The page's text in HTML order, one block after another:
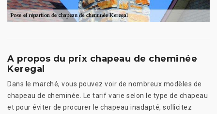
A propos du prix chapeau de cheminée
Keregal
Dans le marché, vous pouvez voir de nombreux modèles de
chapeau de cheminée. Le tarif varie selon le type de chapeau
et pour éviter de procurer le chapeau inadapté, sollicitez